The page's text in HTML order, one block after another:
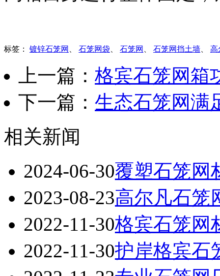
标签： 镀锌石笼网 石笼网袋 石笼网 石笼网挡土墙 高
上一篇： 格宾石笼网箱
下一篇： 生态石笼网满
相关新闻
2024-06-30覆塑石笼网
2023-08-23高尔凡石笼
2022-11-30格宾石笼网
2022-11-30护岸格宾石